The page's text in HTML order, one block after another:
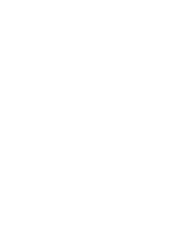
Social